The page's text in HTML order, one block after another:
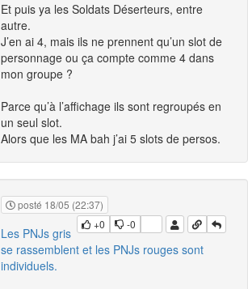
Et puis ya les Soldats Déserteurs, entre
autre.
J’en ai 4, mais ils ne prennent qu’un slot de
personnage ou ça compte comme 4 dans
mon groupe ?
Parce qu’à l’affichage ils sont regroupés en
un seul slot.
Alors que les MA bah j’ai 5 slots de persos.
posté 18/05 (22:37)
+0
-0
Les PNJs gris
se rassemblent et les PNJs rouges sont
individuels.